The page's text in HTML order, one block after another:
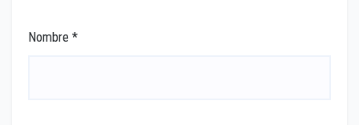
Nombre *